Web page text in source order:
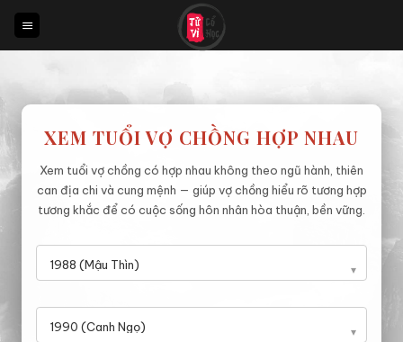
qua
nội
XEM TUỔI VỢ CHỒNG HỢP NHAU
Xem tuổi vợ chồng có hợp nhau không theo ngũ hành, thiên
can địa chi và cung mệnh — giúp vợ chồng hiểu rõ tương hợp
tương khắc để có cuộc sống hôn nhân hòa thuận, bền vững.